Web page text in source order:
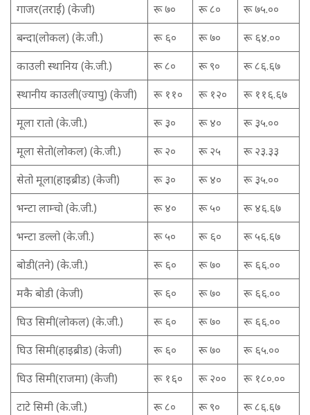
गाजर(तराई) (केजी)
रू ७० रू ८०
रू ७५.००
बन्दा(लोकल) (के.जी.)
रू ६० रू ७०
रू ६४.००
काउली स्थानिय (के.जी.)
रू ८० रू ९०
रू ८६.६७
स्थानीय काउली(ज्यापु) (केजी)
रू ११० रू १२०
रू ११६.६७
मूला रातो (के.जी.)
रू ३० रू ४०
रू ३५.००
मूला सेतो(लोकल) (के.जी.)
रू २० रू २५
रू २३.३३
सेतो मूला(हाइब्रीड) (केजी)
रू ३० रू ४०
रू ३५.००
भन्टा लाम्चो (के.जी.)
रू ४० रू ५०
रू ४६.६७
भन्टा डल्लो (के.जी.)
रू ५० रू ६०
रू ५६.६७
बोडी(तने) (के.जी.)
रू ६० रू ७०
रू ६६.००
मकै बोडी (केजी)
रू ६० रू ७०
रू ६६.००
घिउ सिमी(लोकल) (के.जी.)
रू ६० रू ७०
रू ६६.००
घिउ सिमी(हाइब्रीड) (केजी)
रू ६० रू ७०
रू ६५.००
घिउ सिमी(राजमा) (केजी)
रू १६० रू २००
रू १८०.००
टाटे सिमी (के.जी.)
रू ८० रू ९०
रू ८६.६७